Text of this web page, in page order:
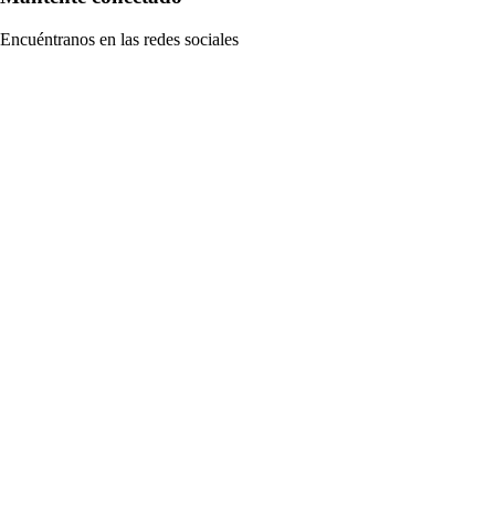
Encuéntranos en las redes sociales